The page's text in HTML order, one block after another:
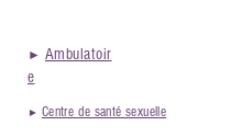
► Ambulatoir
e
► Centre de santé sexuelle